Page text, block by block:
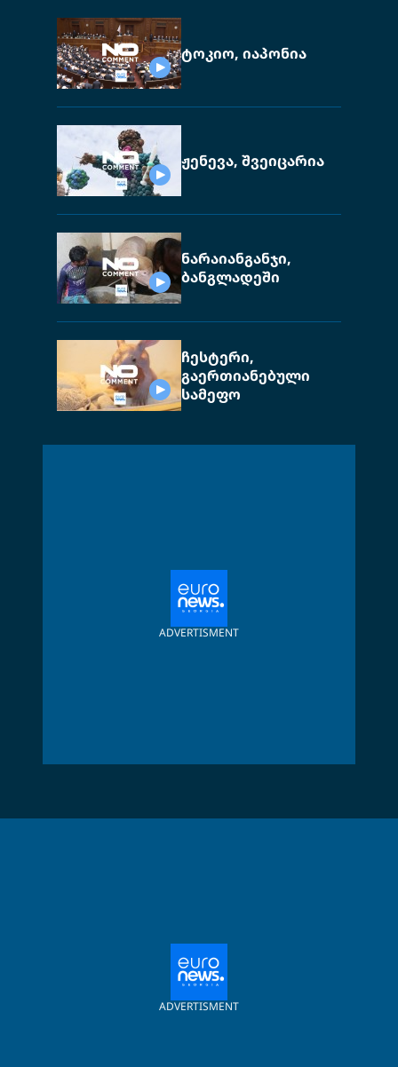
ტოკიო, იაპონია
ჟენევა, შვეიცარია
ნარაიანგანჯი,
ბანგლადეში
ჩესტერი,
გაერთიანებული
სამეფო
ADVERTISMENT
ADVERTISMENT